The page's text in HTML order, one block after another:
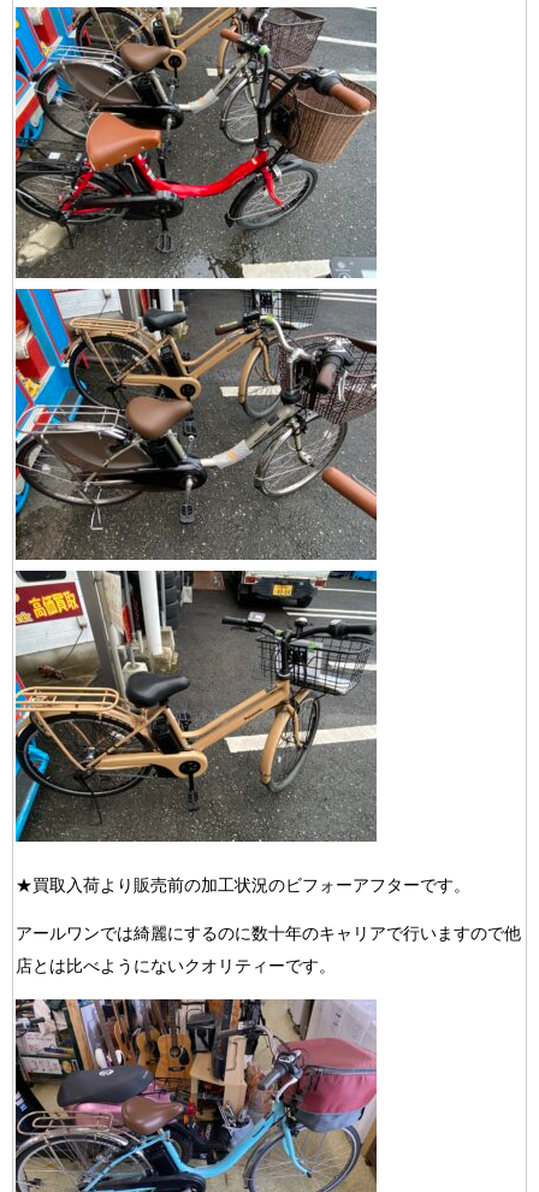
★買取入荷より販売前の加工状況のビフォーアフターです。
アールワンでは綺麗にするのに数十年のキャリアで行いますので他
店とは比べようにないクオリティーです。